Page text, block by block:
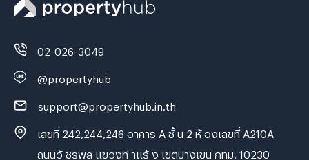
02-026-3049
@propertyhub
support@propertyhub.in.th
เลขที่ 242,244,246 อาคาร A ชั้ น 2 ห้ องเลขที่ A210A
ถนนวั ชรพล แขวงท่ าแร้ ง เขตบางเขน กทม. 10230